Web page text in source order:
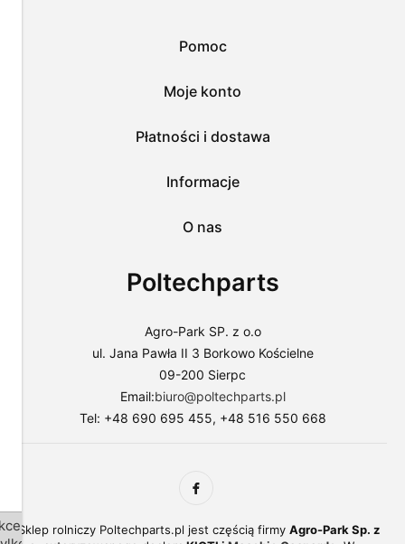
Poltechparts
Agro-Park SP. z o.o
ul. Jana Pawła II 3 Borkowo Kościelne
09-200 Sierpc
Email:biuro@poltechparts.pl
Tel: +48 690 695 455, +48 516 550 668
Pomoc
Moje konto
Płatności i dostawa
Informacje
O nas
Sklep rolniczy Poltechparts.pl jest częścią firmy Agro-Park Sp. z